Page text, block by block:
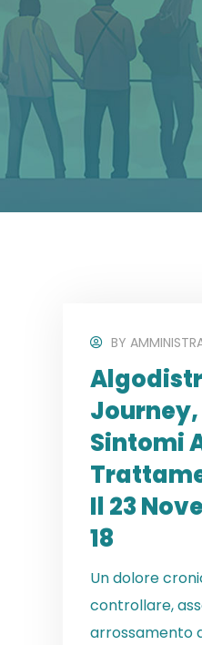
BY
Sintomi
Il 23
18
Un dolore
controllare,
arrossamento